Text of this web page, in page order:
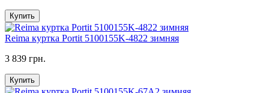
Купить
Reima куртка Portit 5100155K-4822 зимняя
3 839 грн.
Купить